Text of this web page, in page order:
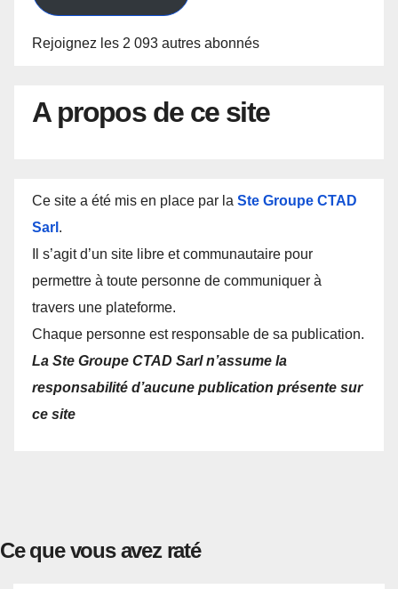
Rejoignez les 2 093 autres abonnés
A propos de ce site
Ce site a été mis en place par la Ste Groupe CTAD
Sarl .
Il s’agit d’un site libre et communautaire pour
permettre à toute personne de communiquer à
travers une plateforme.
Chaque personne est responsable de sa publication.
La Ste Groupe CTAD Sarl n’assume la
responsabilité d’aucune publication présente sur
ce site
Ce que vous avez raté